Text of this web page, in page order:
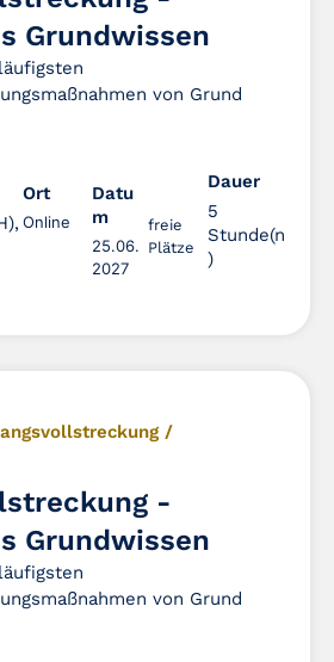
Grundwissen
von Grund
Ort
Online
Datu
m
25.06.
2027
freie
Plätze
Dauer
5
Stunde(n
)
/
-
Grundwissen
von Grund